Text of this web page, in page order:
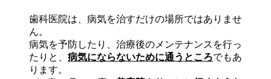
歯科医院は、病気を治すだけの場所ではありませ
ん。
病気を予防したり、治療後のメンテナンスを行っ
たりと、 病気にならないために通うところでもあ
ります。